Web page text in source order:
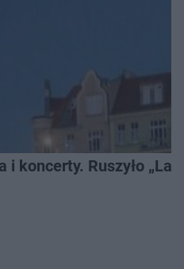
i koncerty. Ruszyło